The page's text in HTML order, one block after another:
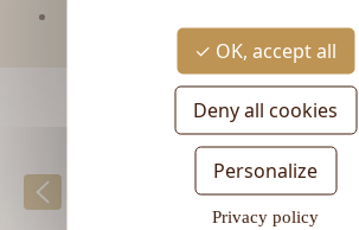
Retour à la liste
OK, accept all
Deny all cookies
Personalize
Privacy policy